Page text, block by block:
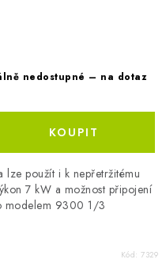
nedostupné – na dotaz
lze použít i k nepřetržitému
7 kW a možnost připojení
modelem 9300 1/3
Kód: 7329